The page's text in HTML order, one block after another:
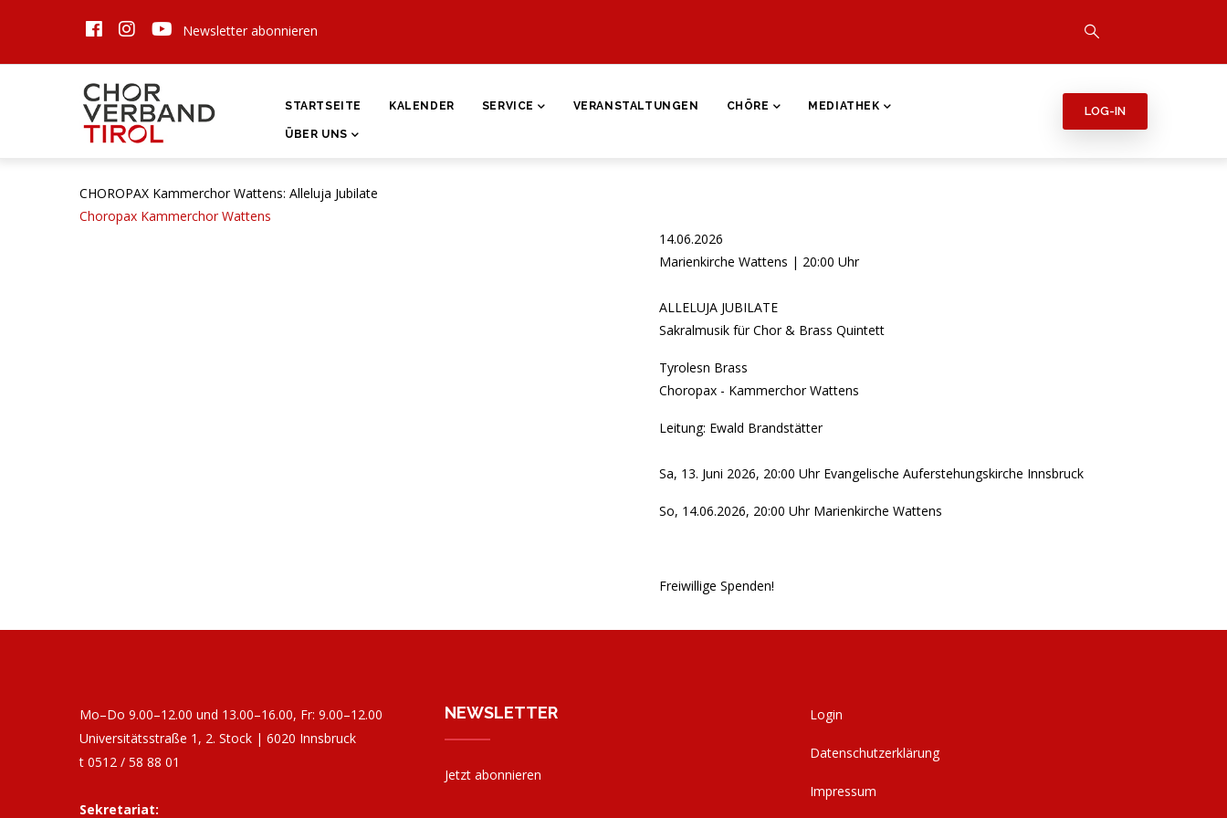
Newsletter abonnieren
HAUPTNAVIGATION
STARTSEITE KALENDER SERVICE VERANSTALTUNGEN CHÖRE MEDIATHEK
ÜBER UNS
LOG-IN
CHOROPAX Kammerchor Wattens: Alleluja Jubilate
Choropax Kammerchor Wattens
14.06.2026
Marienkirche Wattens | 20:00 Uhr
ALLELUJA JUBILATE
Sakralmusik für Chor & Brass Quintett
Tyrolesn Brass
Choropax - Kammerchor Wattens
Leitung: Ewald Brandstätter
Sa, 13. Juni 2026, 20:00 Uhr Evangelische Auferstehungskirche Innsbruck
So, 14.06.2026, 20:00 Uhr Marienkirche Wattens
Freiwillige Spenden!
Mo–Do 9.00–12.00 und 13.00–16.00, Fr: 9.00–12.00
Universitätsstraße 1, 2. Stock | 6020 Innsbruck
t 0512 / 58 88 01
Sekretariat:
NEWSLETTER
Jetzt abonnieren
Login
Datenschutzerklärung
Impressum